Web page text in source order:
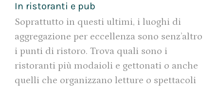
In ristoranti e pub
Soprattutto in questi ultimi, i luoghi di
aggregazione per eccellenza sono senz’altro
i punti di ristoro. Trova quali sono i
ristoranti più modaioli e gettonati o anche
quelli che organizzano letture o spettacoli